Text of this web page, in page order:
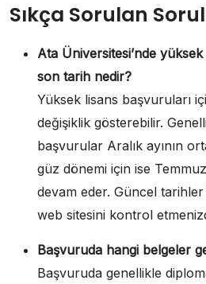
Sıkça Sorulan
Ata Üniversitesi’nde
son tarih nedir?
Yüksek lisans başvuruları
değişiklik gösterebilir.
başvurular Aralık ayının
güz dönemi için ise
devam eder. Güncel
web sitesini kontrol
Başvuruda hangi belgeler
Başvuruda genellikle